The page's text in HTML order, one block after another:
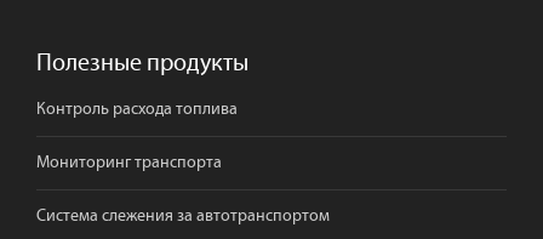
Полезные продукты
Контроль расхода топлива
Мониторинг транспорта
Система слежения за автотранспортом